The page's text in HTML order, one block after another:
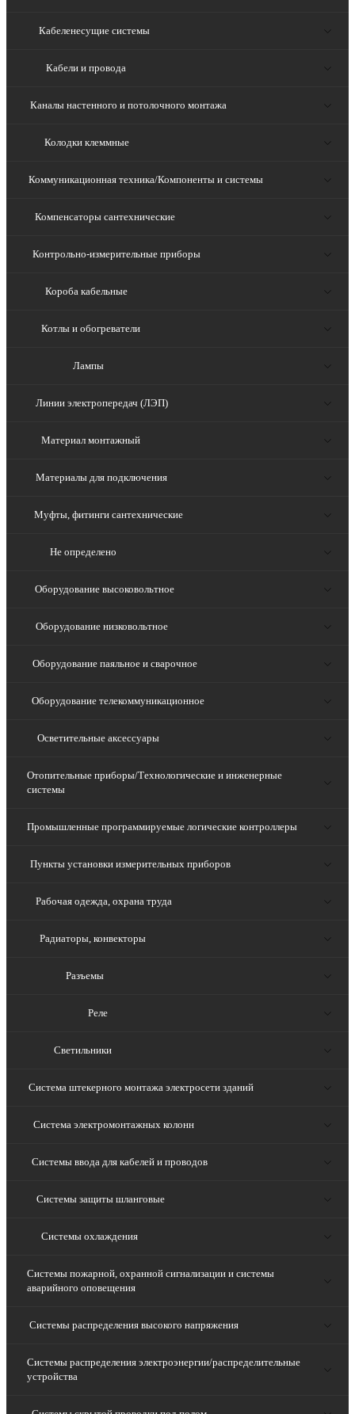
Кабеленесущие системы
Кабели и провода
Каналы настенного и потолочного монтажа
Колодки клеммные
Коммуникационная техника/Компоненты и системы
Компенсаторы сантехнические
Контрольно-измерительные приборы
Короба кабельные
Котлы и обогреватели
Лампы
Линии электропередач (ЛЭП)
Материал монтажный
Материалы для подключения
Муфты, фитинги сантехнические
Не определено
Оборудование высоковольтное
Оборудование низковольтное
Оборудование паяльное и сварочное
Оборудование телекоммуникационное
Осветительные аксессуары
Отопительные приборы/Технологические и инженерные
системы
Промышленные программируемые логические контроллеры
Пункты установки измерительных приборов
Рабочая одежда, охрана труда
Радиаторы, конвекторы
Разъемы
Реле
Светильники
Система штекерного монтажа электросети зданий
Система электромонтажных колонн
Системы ввода для кабелей и проводов
Системы защиты шланговые
Системы охлаждения
Системы пожарной, охранной сигнализации и системы
аварийного оповещения
Системы распределения высокого напряжения
Системы распределения электроэнергии/распределительные
устройства